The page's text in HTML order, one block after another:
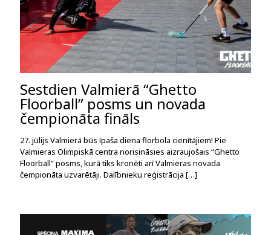
Sestdien Valmierā “Ghetto
Floorball” posms un novada
čempionāta fināls
27. jūlijs Valmierā būs īpaša diena florbola cienītājiem! Pie
Valmieras Olimpiskā centra norisināsies aizraujošais “Ghetto
Floorball” posms, kurā tiks kronēti arī Valmieras novada
čempionāta uzvarētāji. Dalībnieku reģistrācija […]